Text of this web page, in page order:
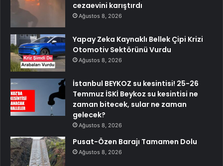
cezaevini karıştırdı
Ağustos 8, 2026
Yapay Zeka Kaynaklı Bellek Çipi Krizi
Otomotiv Sektörünü Vurdu
Ağustos 8, 2026
İstanbul BEYKOZ su kesintisi! 25-26
Temmuz İSKİ Beykoz su kesintisi ne
zaman bitecek, sular ne zaman
gelecek?
Ağustos 8, 2026
Pusat-Özen Barajı Tamamen Dolu
Ağustos 8, 2026